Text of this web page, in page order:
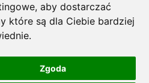
, aby dostarczać
które są dla Ciebie bardziej
.
Zgoda